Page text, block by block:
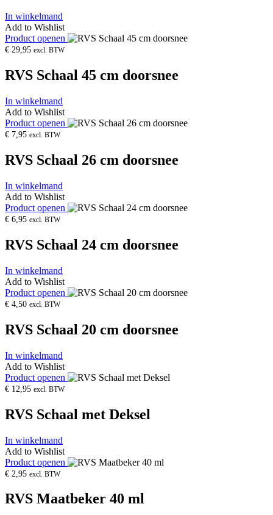
In winkelmand
Add to Wishlist
Product openen
€ 29,95 excl. BTW
RVS Schaal 45 cm doorsnee
In winkelmand
Add to Wishlist
Product openen
€ 7,95 excl. BTW
RVS Schaal 26 cm doorsnee
In winkelmand
Add to Wishlist
Product openen
€ 6,95 excl. BTW
RVS Schaal 24 cm doorsnee
In winkelmand
Add to Wishlist
Product openen
€ 4,50 excl. BTW
RVS Schaal 20 cm doorsnee
In winkelmand
Add to Wishlist
Product openen
€ 12,95 excl. BTW
RVS Schaal met Deksel
In winkelmand
Add to Wishlist
Product openen
€ 2,95 excl. BTW
RVS Maatbeker 40 ml